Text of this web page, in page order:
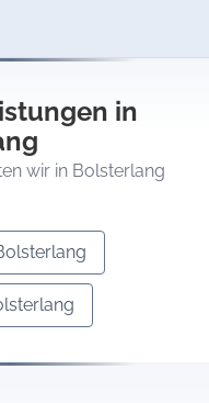
in
wir in Bolsterlang